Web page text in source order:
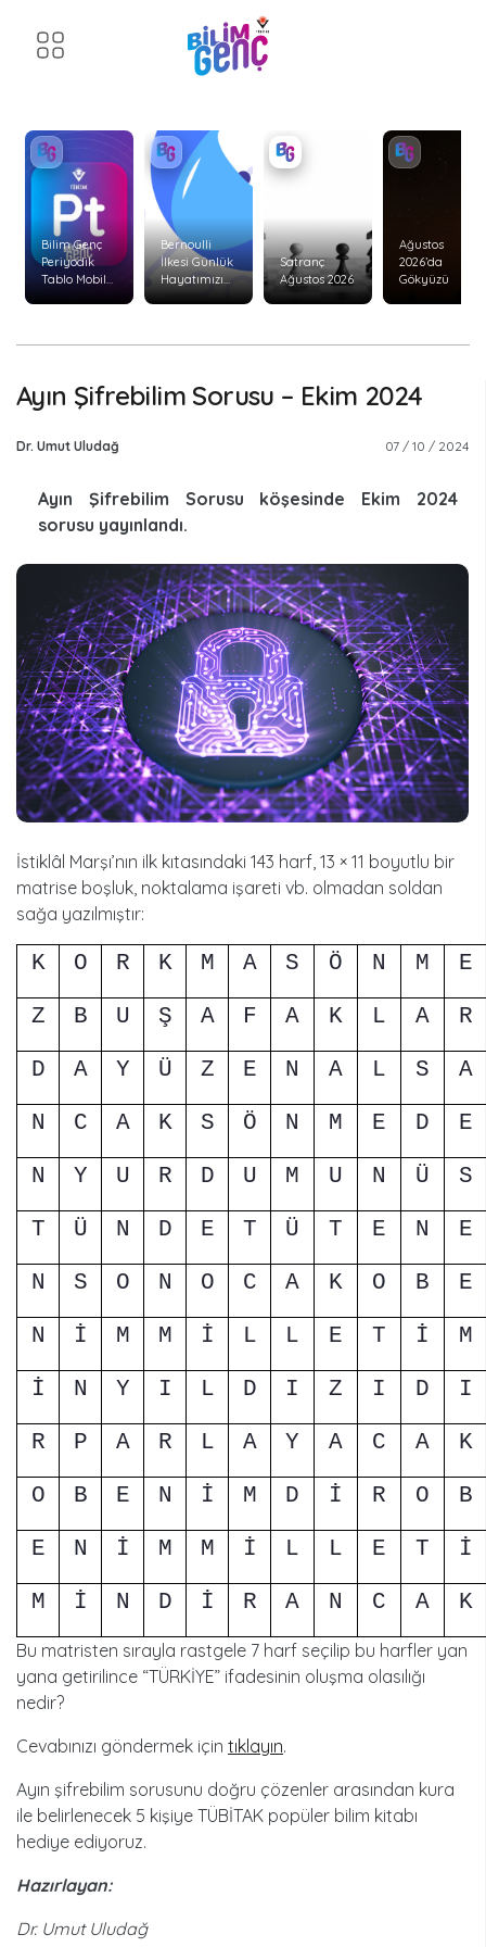
Bilim Genç
Periyodik
Tablo Mobil
Bernoulli
İlkesi Günlük
Hayatımızı
Nasıl Etkiler?
Satranç
Ağustos 2026
Ağustos
2026’da
Gökyüzü
Ayın Şifrebilim Sorusu – Ekim 2024
Dr. Umut Uludağ 07 / 10 / 2024
Ayın Şifrebilim Sorusu köşesinde Ekim 2024
sorusu yayınlandı.
İstiklâl Marşı’nın ilk kıtasındaki 143 harf, 13 × 11 boyutlu bir
matrise boşluk, noktalama işareti vb. olmadan soldan
sağa yazılmıştır:
K O R K M A S Ö N M E
Z B U Ş A F A K L A R
D A Y Ü Z E N A L S A
N C A K S Ö N M E D E
N Y U R D U M U N Ü S
T Ü N D E T Ü T E N E
N S O N O C A K O B E
N İ M M İ L L E T İ M
İ N Y I L D I Z I D I
R P A R L A Y A C A K
O B E N İ M D İ R O B
E N İ M M İ L L E T İ
M İ N D İ R A N C A K
Bu matristen sırayla rastgele 7 harf seçilip bu harfler yan
yana getirilince “TÜRKİYE” ifadesinin oluşma olasılığı
nedir?
Cevabınızı göndermek için tıklayın.
Ayın şifrebilim sorusunu doğru çözenler arasından kura
ile belirlenecek 5 kişiye TÜBİTAK popüler bilim kitabı
hediye ediyoruz.
Hazırlayan:
Dr. Umut Uludağ